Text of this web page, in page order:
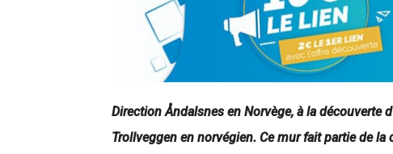
Direction Åndalsnes en Norvège, à la découverte
Trollveggen en norvégien. Ce mur fait partie de